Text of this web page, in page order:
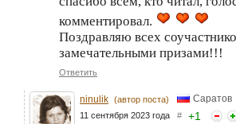
комментировал.
Поздравляю всех
замечательными призами!!!
Ответить
ninulik (автор поста) Саратов
11 сентября 2023 года # +1